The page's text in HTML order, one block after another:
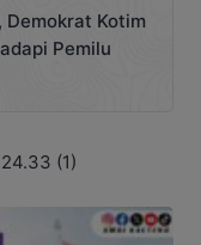
Demokrat Kotim
Pemilu